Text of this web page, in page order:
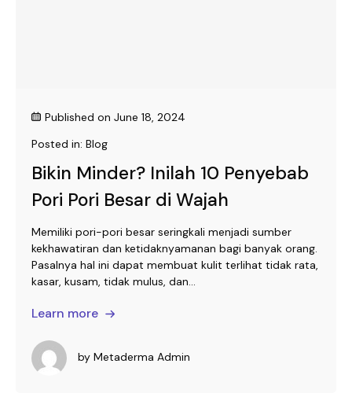
Published on June 18, 2024
Posted in: Blog
Bikin Minder? Inilah 10 Penyebab
Pori Pori Besar di Wajah
Memiliki pori-pori besar seringkali menjadi sumber
kekhawatiran dan ketidaknyamanan bagi banyak orang.
Pasalnya hal ini dapat membuat kulit terlihat tidak rata,
kasar, kusam, tidak mulus, dan...
Learn more
by Metaderma Admin